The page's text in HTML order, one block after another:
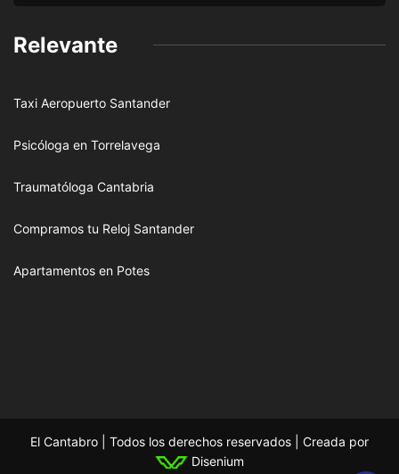
Relevante
Taxi Aeropuerto Santander
Psicóloga en Torrelavega
Traumatóloga Cantabria
Compramos tu Reloj Santander
Apartamentos en Potes
El Cantabro | Todos los derechos reservados | Creada por
Disenium